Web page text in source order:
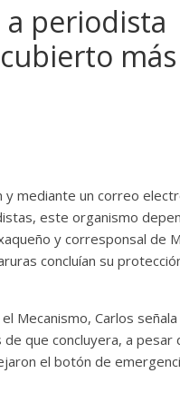
periodista
mediante un correo
este organismo
y corresponsal de
concluían su
Mecanismo, Carlos
que concluyera, a pesar
el botón de